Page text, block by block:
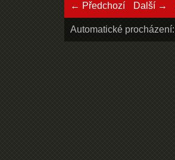
← Předchozí Další →
Automatické procházení: